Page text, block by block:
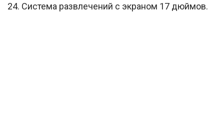
24. Система развлечений с экраном 17 дюймов.